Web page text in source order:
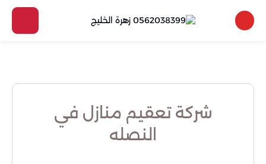
شركة تعقيم منازل في
النصله